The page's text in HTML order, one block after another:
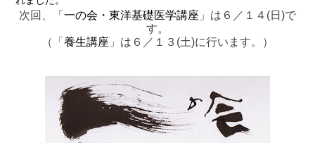
次回、「 一の会・東洋基礎医学講座 」は６／１４(日)で
す。
（「 養生講座 」は６／１３(土)に行います。）